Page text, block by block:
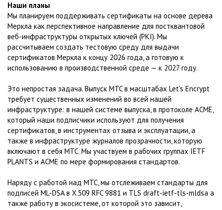
Наши планы
Мы планируем поддерживать сертификаты на основе дерева
Меркла как перспективное направление для постквантовой
веб-инфраструктуры открытых ключей (PKI). Мы
рассчитываем создать тестовую среду для выдачи
сертификатов Меркла к концу 2026 года, а готовую к
использованию в производственной среде — к 2027 году.
Это непростая задача. Выпуск MTC в масштабах Let's Encrypt
требует существенных изменений во всей нашей
инфраструктуре: в нашей системе выпуска, в протоколе ACME,
который наши подписчики используют для получения
сертификатов, в инструментах отзыва и эксплуатации, а
также в инфраструктуре журналов прозрачности, которую
включают в себя MTC. Мы участвуем в рабочих группах IETF
PLANTS и ACME по мере формирования стандартов.
Наряду с работой над MTC, мы отслеживаем стандарты для
подписей ML-DSA в X.509 RFC 9881 и TLS draft-ietf-tls-mldsa а
также работу в экосистеме, от которой это зависит,